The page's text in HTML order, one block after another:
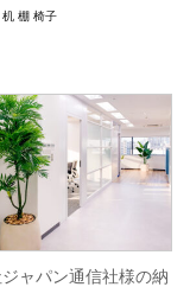
机 棚 椅子
ャパン通信社様の納